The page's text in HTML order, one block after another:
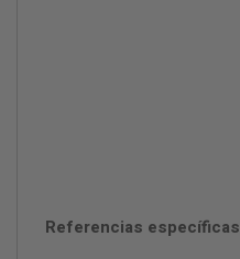
Referencias específicas